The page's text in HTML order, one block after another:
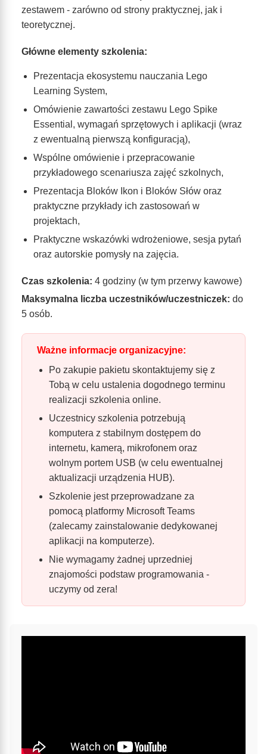
zestawem - zarówno od strony praktycznej, jak i
teoretycznej.
Główne elementy szkolenia:
Prezentacja ekosystemu nauczania Lego
Learning System,
Omówienie zawartości zestawu Lego Spike
Essential, wymagań sprzętowych i aplikacji (wraz
z ewentualną pierwszą konfiguracją),
Wspólne omówienie i przepracowanie
przykładowego scenariusza zajęć szkolnych,
Prezentacja Bloków Ikon i Bloków Słów oraz
praktyczne przykłady ich zastosowań w
projektach,
Praktyczne wskazówki wdrożeniowe, sesja pytań
oraz autorskie pomysły na zajęcia.
Czas szkolenia: 4 godziny (w tym przerwy kawowe)
Maksymalna liczba uczestników/uczestniczek: do
5 osób.
Ważne informacje organizacyjne:
Po zakupie pakietu skontaktujemy się z
Tobą w celu ustalenia dogodnego terminu
realizacji szkolenia online.
Uczestnicy szkolenia potrzebują
komputera z stabilnym dostępem do
internetu, kamerą, mikrofonem oraz
wolnym portem USB (w celu ewentualnej
aktualizacji urządzenia HUB).
Szkolenie jest przeprowadzane za
pomocą platformy Microsoft Teams
(zalecamy zainstalowanie dedykowanej
aplikacji na komputerze).
Nie wymagamy żadnej uprzedniej
znajomości podstaw programowania -
uczymy od zera!